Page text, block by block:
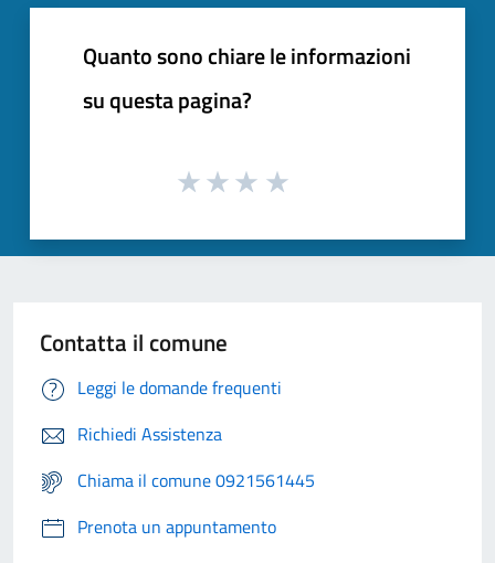
Quanto sono chiare le informazioni
su questa pagina?
Contatta il comune
Leggi le domande frequenti
Richiedi Assistenza
Chiama il comune 0921561445
Prenota un appuntamento